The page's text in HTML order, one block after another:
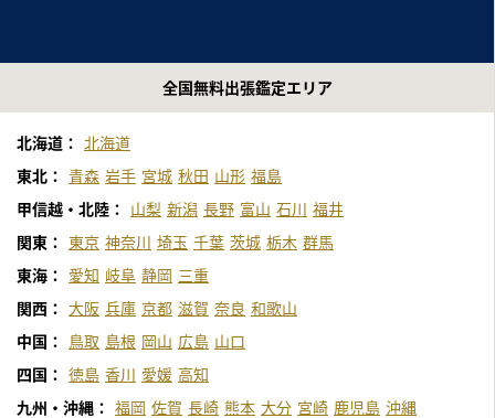
全国無料出張鑑定エリア
北海道： 北海道
東北： 青森 岩手 宮城 秋田 山形 福島
甲信越・北陸：
山梨 新潟 長野 富山 石川 福井
関東：
東京 神奈川 埼玉 千葉 茨城 栃木 群馬
東海：
愛知 岐阜 静岡 三重
関西： 大阪 兵庫 京都 滋賀 奈良 和歌山
中国：
鳥取 島根 岡山 広島 山口
四国： 徳島 香川 愛媛 高知
九州・沖縄： 福岡 佐賀 長崎 熊本 大分 宮崎 鹿児島 沖縄